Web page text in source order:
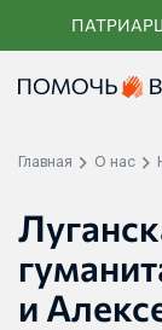
Перейти
к
контенту
Главная О нас
и